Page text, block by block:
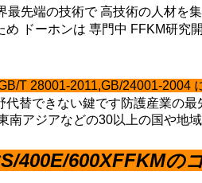
最先端の技術で 高技術の人材を
め ドーホンは 専門中 FFKM研究
T 28001-2011,GB/24001-2004
代替できない鍵です防護産業の最
南アジアなどの30以上の国や地
400E/600XFFKMの